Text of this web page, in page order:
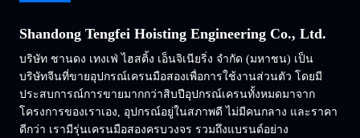
Shandong Tengfei Hoisting Engineering Co., Ltd.
บริษัท ชานดง เทงเฟ่ ไฮสติ้ง เอ็นจิเนียริ่ง จํากัด (มหาชน) เป็น
บริษัทจีนที่ขายอุปกรณ์เครนมือสองเพื่อการใช้งานส่วนตัว โดยมี
ประสบการณ์การขายมากกว่าสิบปีอุปกรณ์เครนทั้งหมดมาจาก
โครงการของเราเอง, อุปกรณ์อยู่ในสภาพดี ไม่มีคนกลาง และราคา
ดีกว่า เรามีรุ่นเครนมือสองครบวงจร รวมถึงแบรนด์อย่าง